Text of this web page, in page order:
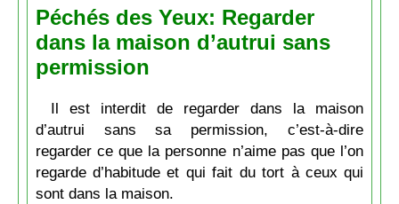
Péchés des Yeux: Regarder
dans la maison d’autrui sans
permission
Il est interdit de regarder dans la maison
d’autrui sans sa permission, c’est-à-dire
regarder ce que la personne n’aime pas que l’on
regarde d’habitude et qui fait du tort à ceux qui
sont dans la maison.